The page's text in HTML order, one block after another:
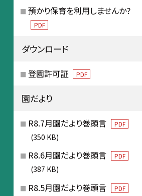
預かり保育を利用しませんか?
PDF
ダウンロード
登園許可証 PDF
園だより
R8.7月園だより巻頭言 PDF
(350 KB)
R8.6月園だより巻頭言 PDF
(387 KB)
R8.5月園だより巻頭言 PDF